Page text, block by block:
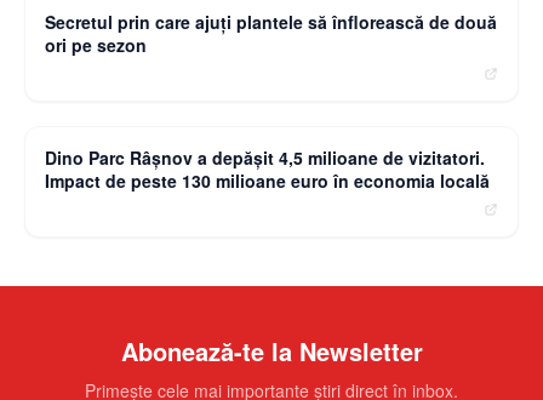
Secretul prin care ajuți plantele să înflorească de două
ori pe sezon
Dino Parc Râșnov a depășit 4,5 milioane de vizitatori.
Impact de peste 130 milioane euro în economia locală
Abonează-te la Newsletter
Primește cele mai importante știri direct în inbox.